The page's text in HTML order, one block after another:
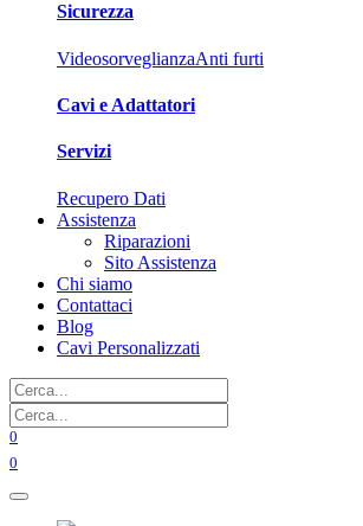
Sicurezza
VideosorveglianzaAnti furti
Cavi e Adattatori
Servizi
Recupero Dati
Assistenza
Riparazioni
Sito Assistenza
Chi siamo
Contattaci
Blog
Cavi Personalizzati
0
0